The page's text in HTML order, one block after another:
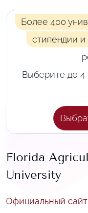
Более 400
стипендии и
Выберите до 4
Florida
University
Официальный сайт